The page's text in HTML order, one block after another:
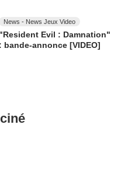
News - News Jeux Video
"Resident Evil : Damnation"
: bande-annonce [VIDEO]